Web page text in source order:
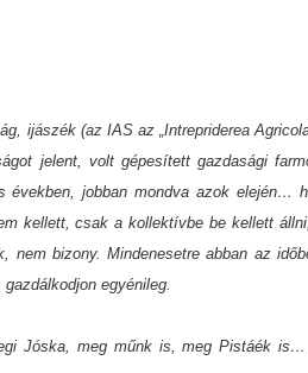
ijászék (az IAS az „Intrepriderea
jelent, volt gépesített gazdasági
években, jobban mondva azok elején…
kellett, csak a kollektívbe be kellett
nem bizony. Mindenesetre abban az
egyénileg.
Jóska, meg műnk is, meg Pistáék